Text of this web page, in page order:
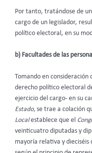
Por tanto, tratándose de
cargo de un legislador,
político electoral, en su
b) Facultades de las
Tomando en consideración
derecho político electoral
ejercicio del cargo- en su
Estado, se trae a colación
Localestablece que el
veinticuatro diputadas y
mayoría relativa y dieciséis